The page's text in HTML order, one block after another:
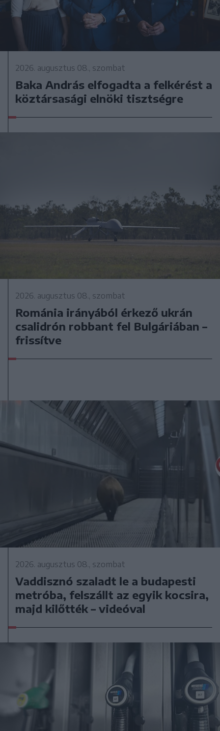
2026. augusztus 08., szombat
Baka András elfogadta a felkérést a
köztársasági elnöki tisztségre
2026. augusztus 08., szombat
Románia irányából érkező ukrán
csalidrón robbant fel Bulgáriában –
frissítve
2026. augusztus 08., szombat
Vaddisznó szaladt le a budapesti
metróba, felszállt az egyik kocsira,
majd kilőtték – videóval